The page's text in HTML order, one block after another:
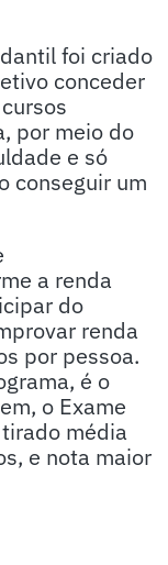
foi criado
conceder
por meio do
e só
conseguir um
a renda
do
renda
por pessoa.
é o
o Exame
média
e nota maior